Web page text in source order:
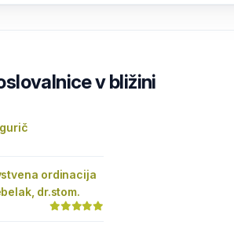
v bližini
ordinacija
dr.stom.